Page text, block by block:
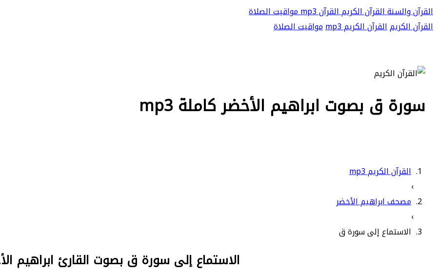
القرآن والسنةالقرآن الكريمالقرآن mp3
مواقيت الصلاة
القرآن الكريمالقرآن الكريم mp3 مواقيت الصلاة
سورة ق بصوت ابراهيم الأخضر كاملة mp3
القرآن الكريم mp3
›
مصحف ابراهيم الأخضر
›
الاستماع إلى سورة ق
الاستماع إلى سورة ق بصوت القارئ ابراهيم